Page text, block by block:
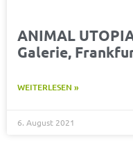
ANIMAL
Galerie,
WEITERLESEN »
6. August 2021